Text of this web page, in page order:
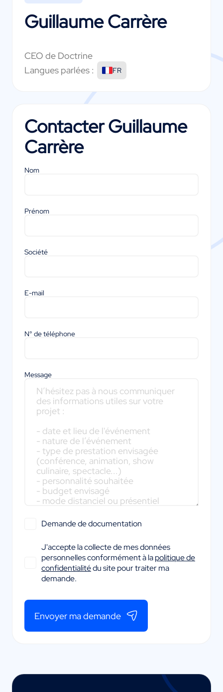
Guillaume Carrère
CEO de Doctrine
Langues parlées :
FR
ContacterGuillaume
Carrère
Nom
Prénom
Société
E-mail
N° de téléphone
Message
Demande de documentation
J'accepte la collecte de mes données
personnelles conformément à lapolitique de
confidentialitédu site pour traiter ma
demande.
Envoyer ma demande